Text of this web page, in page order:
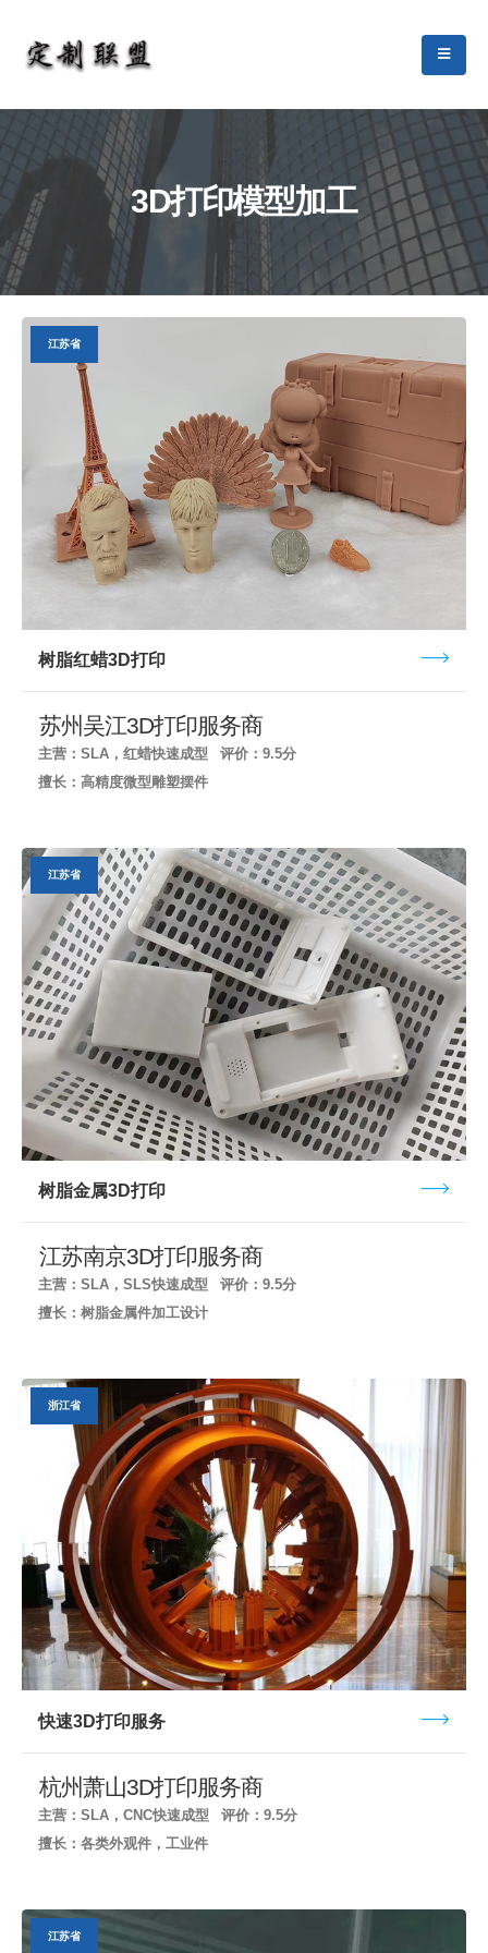
3D打印模型加工
苏州吴江3D打印服务商
江苏省
树脂红蜡3D打印
主营：SLA，红蜡快速成型
评价：9.5分
擅长：高精度微型雕塑摆件
江苏南京3D打印服务商
江苏省
树脂金属3D打印
主营：SLA，SLS快速成型
评价：9.5分
擅长：树脂金属件加工设计
杭州萧山3D打印服务商
浙江省
快速3D打印服务
主营：SLA，CNC快速成型
评价：9.5分
擅长：各类外观件，工业件
江苏省